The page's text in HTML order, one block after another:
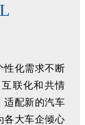
性化需求不断
联化和共情
适配新的汽车
各大车企倾心